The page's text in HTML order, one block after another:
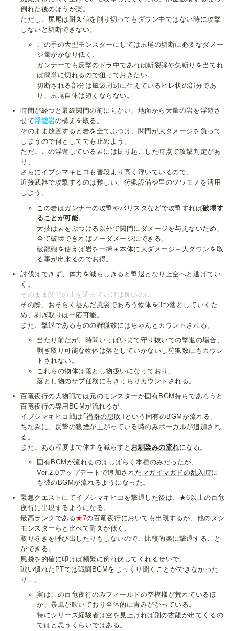
倒れた後のほうが楽。
ただし、尻尾は耐久値を削り切ってもダウン中ではない時に攻撃
しないと切断できない。
この手の大型モンスターにしては尻尾の切断に必要なダメー
ジ量がかなり低く、
ガンナーでも反撃のドラ中であれば斬裂弾や矢斬りを当てれ
ば簡単に切れるので狙っておきたい。
切断される部分は風袋周辺に生えているヒレ状の部分であ
り、尻尾自体は短くならない。
時間が経つと最終関門の前に向かい、地面から大量の岩を浮遊さ
せて浮遊岩の構えを取る。
そのまま放置すると岩を全てぶつけ、関門が大ダメージを負って
しまうので何としてでも止めよう。
ただ、この浮遊している岩には掘り起こした時点で攻撃判定があ
り、
さらにイブシマキヒコも普段より高く浮いているので、
近接武器で攻撃するのは難しい。狩猟設備や里のツワモノを活用
しよう。
この岩はガンナーの攻撃やバリスタなどで攻撃すれば破壊す
ることが可能。
大技は岩をぶつける以外で関門にダメージを与えないため、
全て破壊できればノーダメージにできる。
破龍砲を使えば岩を一掃＋本体に大ダメージ＋大ダウンを取
る事が出来るのでお得。
討伐はできず、体力を減らしきると撃退となり上空へと逃げてい
く。
そのまま関門の上を通っていけば良いのに
その際、おそらく萎んだ風袋であろう物体を3つ落としていくた
め、剥ぎ取りは一応可能。
また、撃退であるものの狩猟数にはちゃんとカウントされる。
当たり前だが、時間いっぱいまで守り抜いての撃退の場合、
剥ぎ取り可能な物体は落としていかないし狩猟数にもカウン
トされない。
これらの物体は落とし物扱いになっており、
落とし物のサブ任務にもきっちりカウントされる。
百竜夜行の大物戦では元のモンスターが固有BGM持ちであろうと
百竜夜行の専用BGMが流れるが、
イブシマキヒコ戦は｢禍群の息吹 ｣という固有のBGMが流れる。
ちなみに、反撃の狼煙が上がっている時のみボーカルが追加され
る。
また、ある程度まで体力を減らすと お馴染みの流れになる。
固有BGMが流れるのはしばらく本種のみだったが、
Ver.2.0アップデートで追加された マガイマガドの乱入時に
も彼のBGMが流れるようになった。
緊急クエストにてイブシマキヒコを撃退した後は、★6以上の百竜
夜行に出現するようになる。
最高ランクである★7の百竜夜行においても出現するが、他のヌシ
モンスターらと比べて耐久が低く、
取り巻きを呼び出したりもしないので、比較的楽に撃退すること
ができる。
風袋を的確に叩けば頻繁に倒れ伏してくれるせいで、
戦い慣れたPTでは戦闘BGMをじっくり聞くことができなかった
り…。
実はこの百竜夜行のみフィールドの空模様が荒れているほ
か、暴風が吹いており全体的に青みがかっている。
特にシリーズ経験者は空を見上げれば別の古龍が出てくるの
ではと思うくらいではある。